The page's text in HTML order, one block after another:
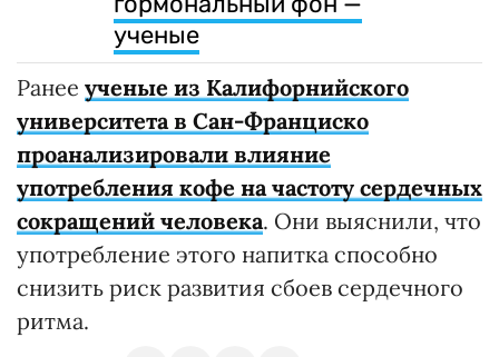
ученые
Ранее ученые из Калифорнийского
университета в Сан-Франциско
проанализировали влияние
употребления кофе на частоту сердечных
сокращений человека. Они выяснили, что
употребление этого напитка способно
снизить риск развития сбоев сердечного
ритма.